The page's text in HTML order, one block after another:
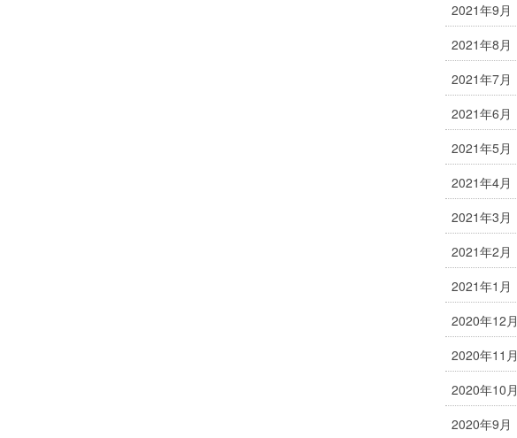
2021年9月
2021年8月
2021年7月
2021年6月
2021年5月
2021年4月
2021年3月
2021年2月
2021年1月
2020年12月
2020年11月
2020年10月
2020年9月